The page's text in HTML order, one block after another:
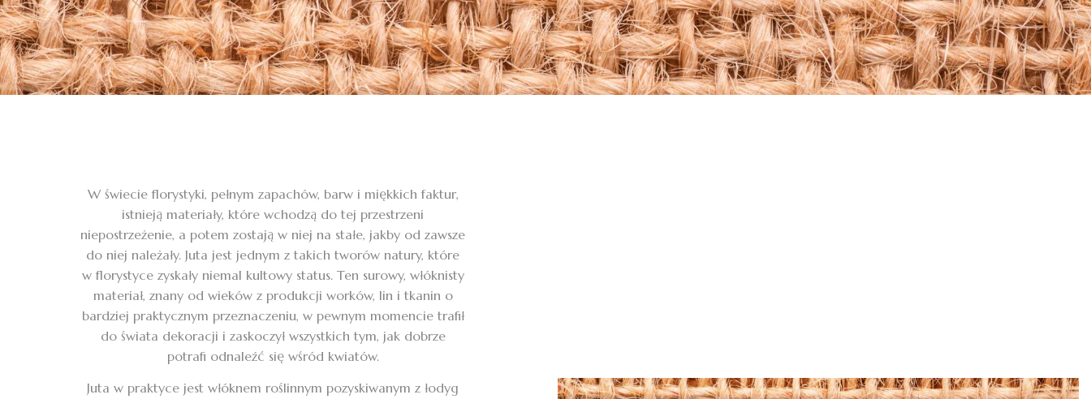
W świecie florystyki, pełnym zapachów, barw i miękkich faktur,
istnieją materiały, które wchodzą do tej przestrzeni
niepostrzeżenie, a potem zostają w niej na stałe, jakby od zawsze
do niej należały. Juta jest jednym z takich tworów natury, które
w florystyce zyskały niemal kultowy status. Ten surowy, włóknisty
materiał, znany od wieków z produkcji worków, lin i tkanin o
bardziej praktycznym przeznaczeniu, w pewnym momencie trafił
do świata dekoracji i zaskoczył wszystkich tym, jak dobrze
potrafi odnaleźć się wśród kwiatów.
Juta w praktyce jest włóknem roślinnym pozyskiwanym z łodyg